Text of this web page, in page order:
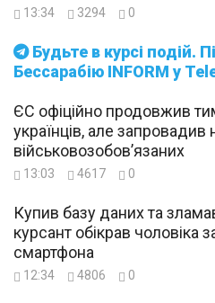
Будьте в курсі подій. Підписуйтесь на
Бессарабію INFORM у
13:34 3294 0
ЄС офіційно продовжив
українців, але запровадив
військовозобов’язаних
13:03 4617 0
Купив базу даних та
курсант обікрав чоловіка
смартфона
12:34 4806 0